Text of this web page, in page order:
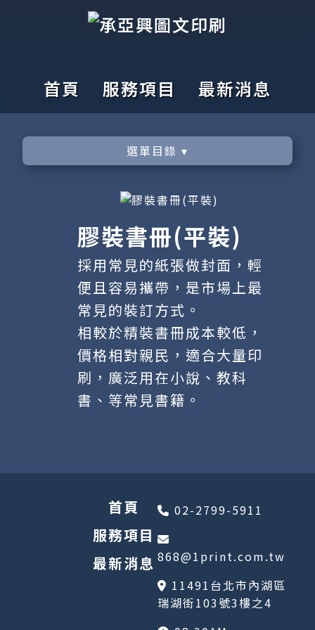
首頁 服務項目 最新消息
選單目錄 ▾
膠裝書冊(平裝)
採用常見的紙張做封面，輕
便且容易攜帶，是市場上最
常見的裝訂方式。
相較於精裝書冊成本較低，
價格相對親民，適合大量印
刷，廣泛用在小說、教科
書、等常見書籍。
首頁
服務項目
最新消息
02-2799-5911
868@1print.com.tw
11491台北市內湖區
瑞湖街103號3樓之4